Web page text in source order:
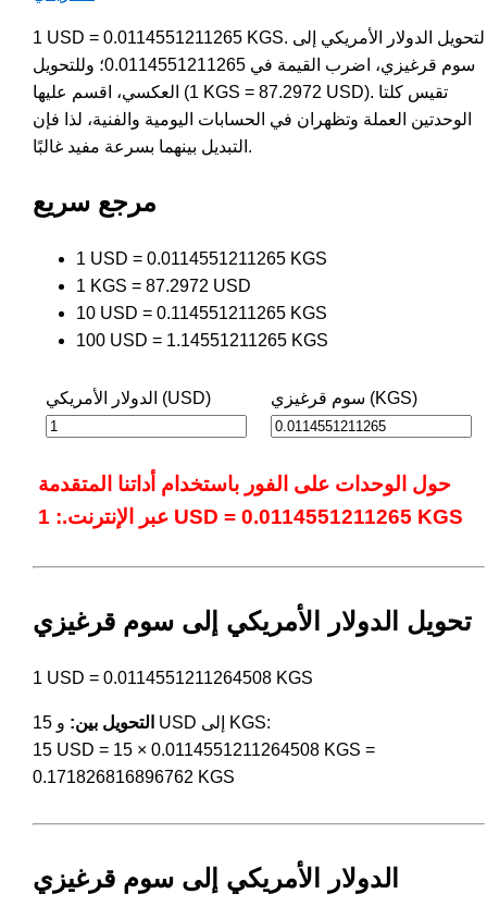
1 USD = 0.0114551211265 KGS. لتحويل الدولار الأمريكي إلى
سوم قرغيزي، اضرب القيمة في 0.0114551211265؛ وللتحويل
العكسي، اقسم عليها (1 KGS = 87.2972 USD). تقيس كلتا
الوحدتين العملة وتظهران في الحسابات اليومية والفنية، لذا فإن
التبديل بينهما بسرعة مفيد غالبًا.
مرجع سريع
1 USD = 0.0114551211265 KGS
1 KGS = 87.2972 USD
10 USD = 0.114551211265 KGS
100 USD = 1.14551211265 KGS
الدولار الأمريكي (USD) سوم قرغيزي (KGS)
حول الوحدات على الفور باستخدام أداتنا المتقدمة
عبر الإنترنت.: 1 USD = 0.0114551211265 KGS
تحويل الدولار الأمريكي إلى سوم قرغيزي
1 USD = 0.0114551211264508 KGS
التحويل بين:
و 15 USD إلى KGS:
15 USD = 15 × 0.0114551211264508 KGS =
0.171826816896762 KGS
الدولار الأمريكي إلى سوم قرغيزي